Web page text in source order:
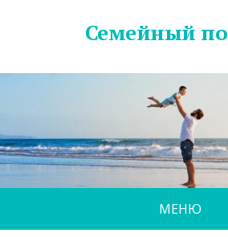
Семейный
МЕНЮ